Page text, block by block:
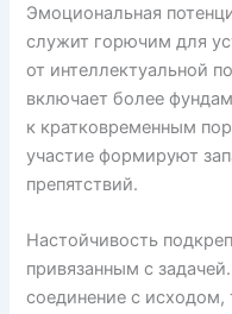
Эмоциональная
служит горючим для
от интеллектуальной
включает более
к кратковременным
участие формируют
препятствий.
Настойчивость
привязанным с
соединение с исходом,